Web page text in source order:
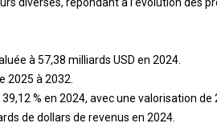
à 57,38 milliards USD en 2024.
2025 à 2032.
% en 2024, avec une valorisation de
de dollars de revenus en 2024.